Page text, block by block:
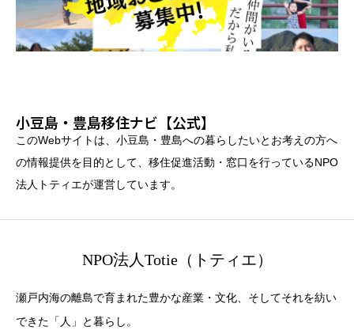
小豆島・豊島移住ナビ【公式】
このWebサイトは、小豆島・豊島への暮らしたいとお考えの方へ
の情報提供を目的として、移住促進活動・窓口を行っているNPO
法人トティエが運営しています。
NPO法人Totie（トティエ）
瀬戸内海の離島で育まれた豊かな産業・文化、そしてそれを紡い
できた「人」と暮らし。